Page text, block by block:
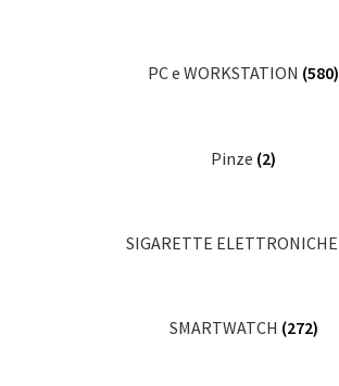
PC e WORKSTATION (580)
Pinze (2)
SIGARETTE ELETTRONICHE
SMARTWATCH (272)